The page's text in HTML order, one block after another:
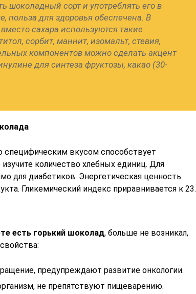
шоколадный сорт и употреблять его в
польза для здоровья обеспечена. В
сахара используются такие
сорбит, маннит, изомальт, стевия,
компонентов можно сделать акцент
для синтеза фруктозы, какао (30-
вкусом способствует
количество хлебных единиц. Для
для диабетиков. Энергетическая ценность
Гликемический индекс приравнивается к 23.
есть горький шоколад, больше не возникал,
предупреждают развитие онкологии.
не препятствуют пищеварению.